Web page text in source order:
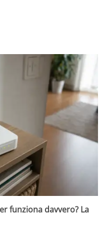
funziona davvero? La